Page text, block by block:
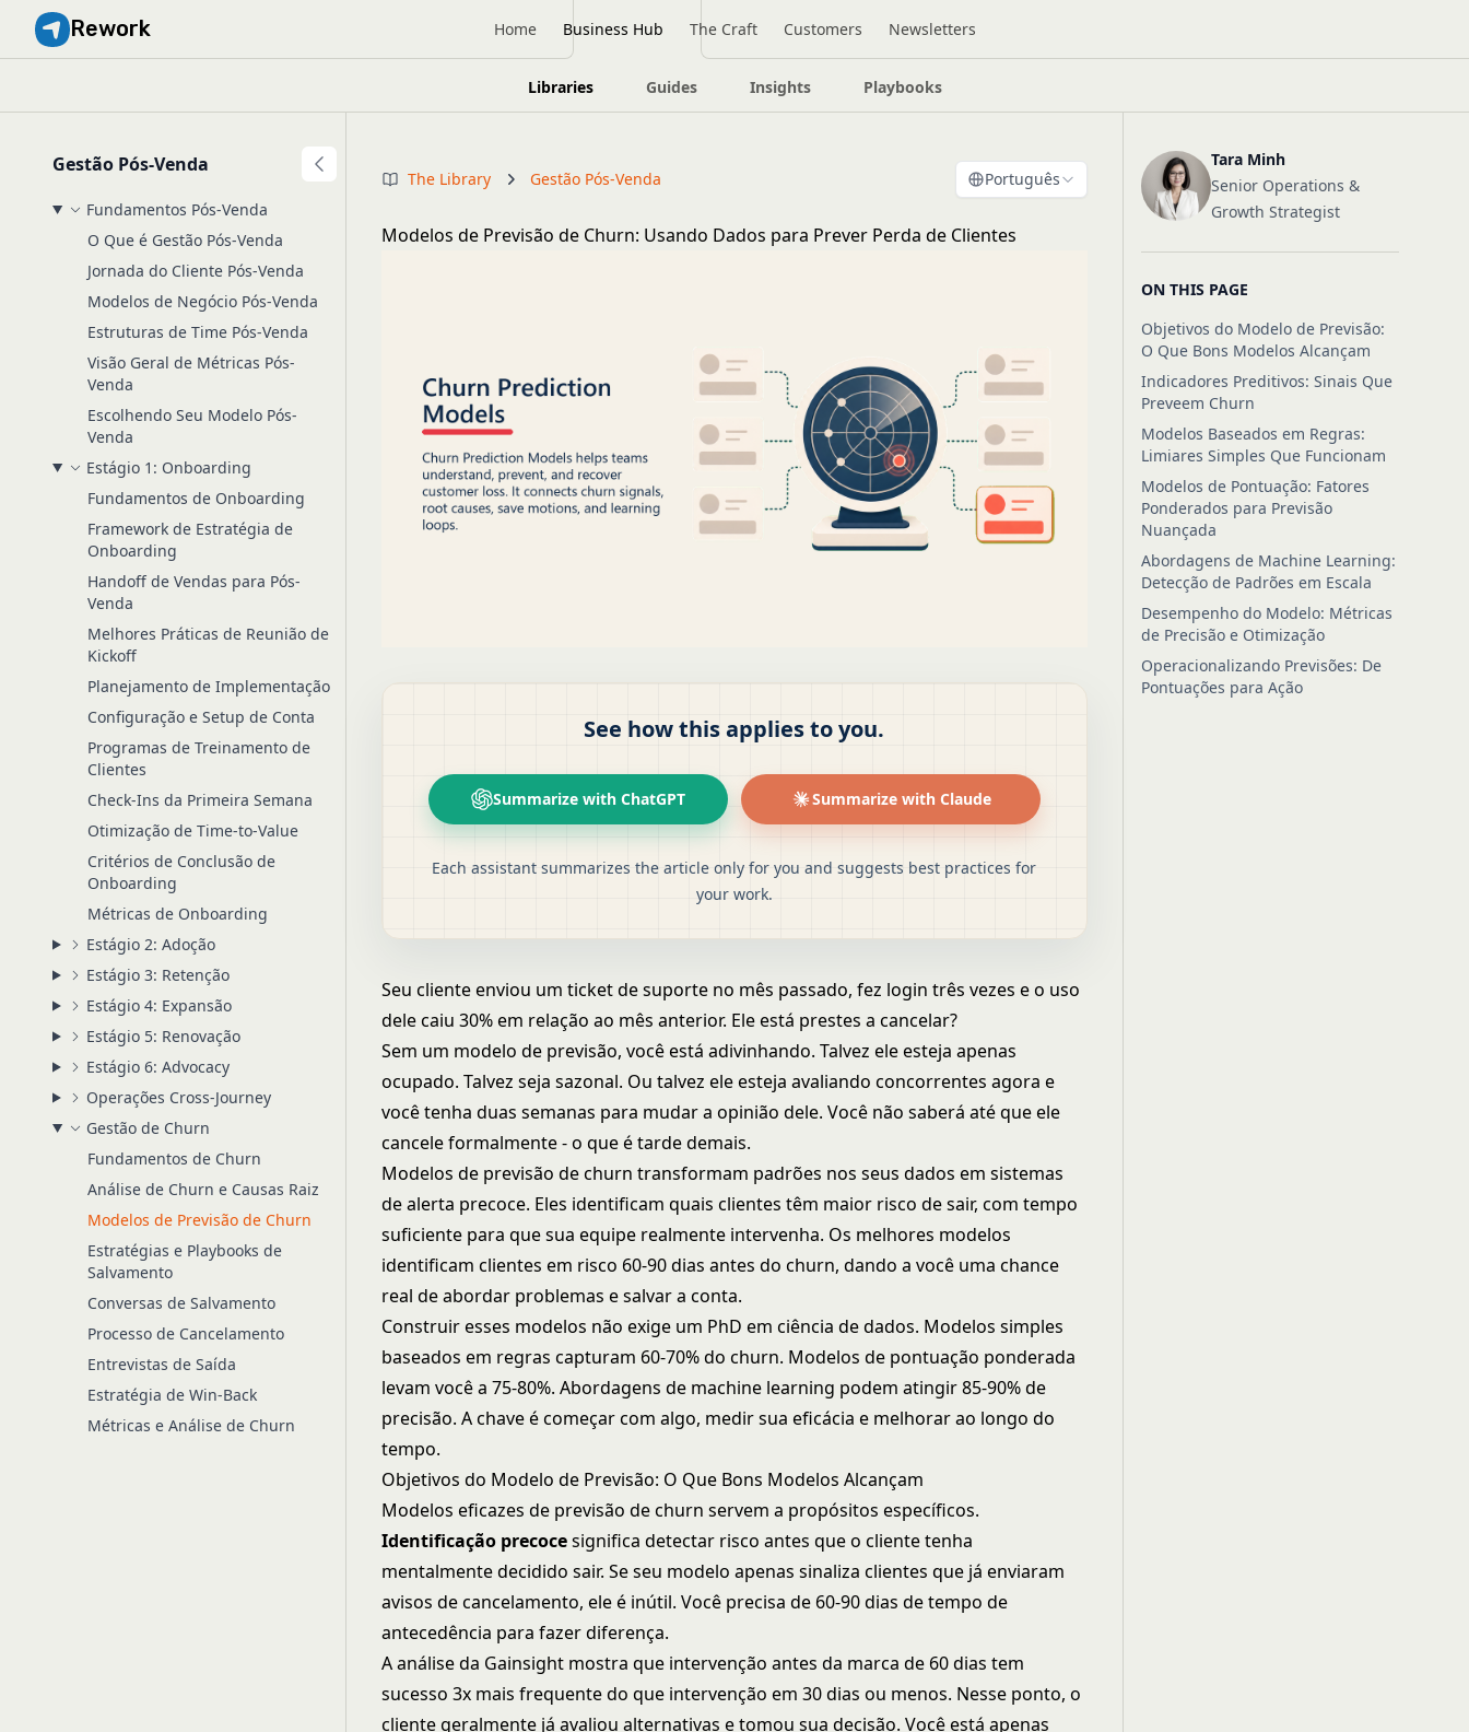
Rework Home Business Hub The Craft Customers Newsletters
Libraries Guides Insights Playbooks
Gestão Pós-Venda
Fundamentos Pós-Venda
O Que é Gestão Pós-Venda
Jornada do Cliente Pós-Venda
Modelos de Negócio Pós-Venda
Estruturas de Time Pós-Venda
Visão Geral de Métricas Pós-
Venda
Escolhendo Seu Modelo Pós-
Venda
Estágio 1: Onboarding
Fundamentos de Onboarding
Framework de Estratégia de
Onboarding
Handoff de Vendas para Pós-
Venda
Melhores Práticas de Reunião de
Kickoff
Planejamento de Implementação
Configuração e Setup de Conta
Programas de Treinamento de
Clientes
Check-Ins da Primeira Semana
Otimização de Time-to-Value
Critérios de Conclusão de
Onboarding
Métricas de Onboarding
Estágio 2: Adoção
Estágio 3: Retenção
Estágio 4: Expansão
Estágio 5: Renovação
Estágio 6: Advocacy
Operações Cross-Journey
Gestão de Churn
Fundamentos de Churn
Análise de Churn e Causas Raiz
Modelos de Previsão de Churn
Estratégias e Playbooks de
Salvamento
Conversas de Salvamento
Processo de Cancelamento
Entrevistas de Saída
Estratégia de Win-Back
Métricas e Análise de Churn
The Library Gestão Pós-Venda Português
Modelos de Previsão de Churn: Usando Dados para Prever Perda de Clientes
See how this applies to you.
Summarize with ChatGPT Summarize with Claude
Each assistant summarizes the article only for you and suggests best practices for
your work.
Seu cliente enviou um ticket de suporte no mês passado, fez login três vezes e o uso
dele caiu 30% em relação ao mês anterior. Ele está prestes a cancelar?
Sem um modelo de previsão, você está adivinhando. Talvez ele esteja apenas
ocupado. Talvez seja sazonal. Ou talvez ele esteja avaliando concorrentes agora e
você tenha duas semanas para mudar a opinião dele. Você não saberá até que ele
cancele formalmente - o que é tarde demais.
Modelos de previsão de churn transformam padrões nos seus dados em sistemas
de alerta precoce. Eles identificam quais clientes têm maior risco de sair, com tempo
suficiente para que sua equipe realmente intervenha. Os melhores modelos
identificam clientes em risco 60-90 dias antes do churn, dando a você uma chance
real de abordar problemas e salvar a conta.
Construir esses modelos não exige um PhD em ciência de dados. Modelos simples
baseados em regras capturam 60-70% do churn. Modelos de pontuação ponderada
levam você a 75-80%. Abordagens de machine learning podem atingir 85-90% de
precisão. A chave é começar com algo, medir sua eficácia e melhorar ao longo do
tempo.
Objetivos do Modelo de Previsão: O Que Bons Modelos Alcançam
Modelos eficazes de previsão de churn servem a propósitos específicos.
Identificação precocesignifica detectar risco antes que o cliente tenha
mentalmente decidido sair. Se seu modelo apenas sinaliza clientes que já enviaram
avisos de cancelamento, ele é inútil. Você precisa de 60-90 dias de tempo de
antecedência para fazer diferença.
A análise da Gainsight mostra que intervenção antes da marca de 60 dias tem
sucesso 3x mais frequente do que intervenção em 30 dias ou menos. Nesse ponto, o
cliente geralmente já avaliou alternativas e tomou sua decisão. Você está apenas
Tara Minh
Senior Operations &
Growth Strategist
ON THIS PAGE
Objetivos do Modelo de Previsão:
O Que Bons Modelos Alcançam
Indicadores Preditivos: Sinais Que
Preveem Churn
Modelos Baseados em Regras:
Limiares Simples Que Funcionam
Modelos de Pontuação: Fatores
Ponderados para Previsão
Nuançada
Abordagens de Machine Learning:
Detecção de Padrões em Escala
Desempenho do Modelo: Métricas
de Precisão e Otimização
Operacionalizando Previsões: De
Pontuações para Ação